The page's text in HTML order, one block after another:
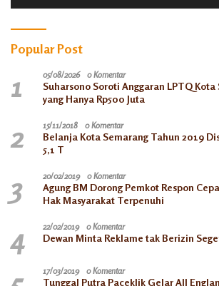
Popular Post
1 05/08/2026 0 Komentar
Suharsono Soroti Anggaran LPTQ Kota
yang Hanya Rp500 Juta
2 15/11/2018 0 Komentar
Belanja Kota Semarang Tahun 2019
5,1 T
3 20/02/2019 0 Komentar
Agung BM Dorong Pemkot Respon
Hak Masyarakat Terpenuhi
4 22/02/2019 0 Komentar
Dewan Minta Reklame tak Berizin
17/03/2019 0 Komentar
Tunggal Putra Paceklik Gelar All